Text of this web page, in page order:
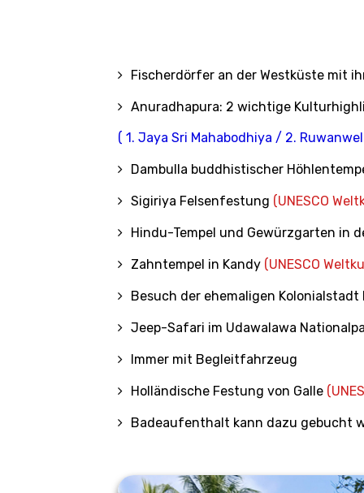
Fischerdörfer an der Westküste mit
Anuradhapura: 2 wichtige
( 1. Jaya Sri Mahabodhiya / 2.
Dambulla buddhistischer
Sigiriya Felsenfestung (UNESCO
Hindu-Tempel und Gewürzgarten in
Zahntempel in Kandy (UNESCO
Besuch der ehemaligen Kolonialstadt
Jeep-Safari im Udawalawa
Immer mit Begleitfahrzeug
Holländische Festung von Galle
Badeaufenthalt kann dazu gebucht